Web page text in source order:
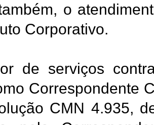
o
Corporativo.
de serviços
Correspondente
CMN 4.935,